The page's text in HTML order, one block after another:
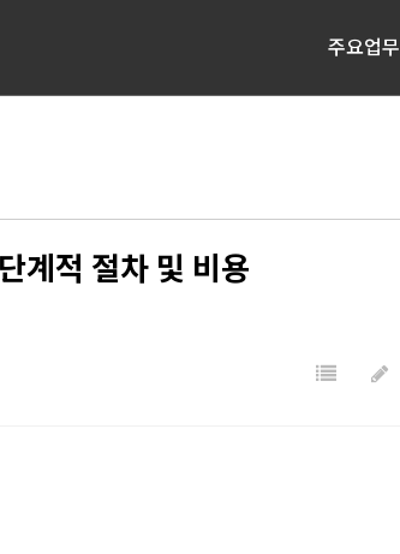
주요업무
계적 절차 및 비용